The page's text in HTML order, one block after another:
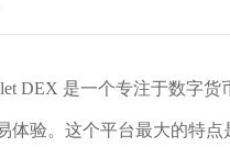
DEX 是一个专注于数字
体验。这个平台最大的特